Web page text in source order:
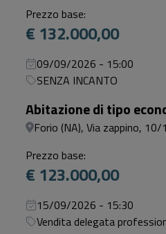
Prezzo base:
€ 132.000,00
09/09/2026 - 15:00
SENZA INCANTO
Abitazione di tipo
Forio (NA), Via zappino, 10/
Prezzo base:
€ 123.000,00
15/09/2026 - 15:30
Vendita delegata